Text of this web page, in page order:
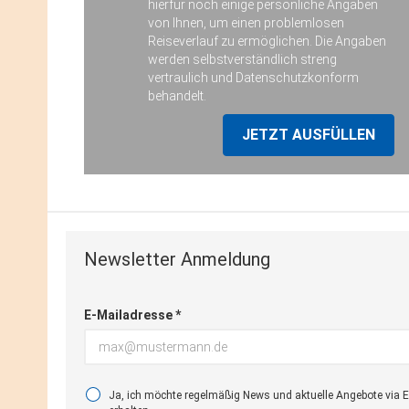
hierfür noch einige persönliche Angaben
von Ihnen, um einen problemlosen
Reiseverlauf zu ermöglichen. Die Angaben
werden selbstverständlich streng
vertraulich und Datenschutzkonform
behandelt.
JETZT AUSFÜLLEN
Newsletter Anmeldung
E-Mailadresse *
Ja, ich möchte regelmäßig News und aktuelle Angebote via